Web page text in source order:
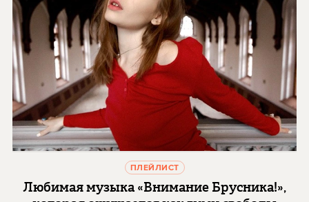
ПЛЕЙЛИСТ
Любимая музыка «Внимание Брусника!»,